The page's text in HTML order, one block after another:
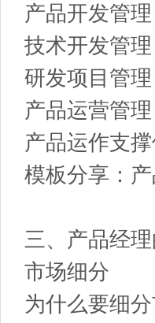
产品开发管理
技术开发管理
研发项目管理
产品运营管理
产品运作支
模板分享：
三、产品经
市场细分
为什么要细分